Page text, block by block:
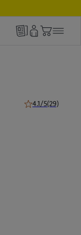
4.1/5(29)